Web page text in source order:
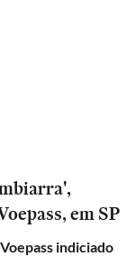
em SP
indiciado